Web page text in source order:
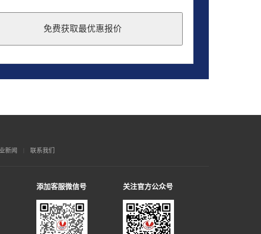
免费获取最优惠报价
新闻 联系我们
添加客服微信号 关注官方公众号